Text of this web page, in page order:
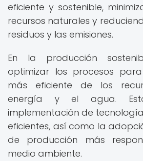
eficiente y sostenible,
recursos naturales y
residuos y las emisiones.
En la producción
optimizar los procesos
más eficiente de los
energía y el agua.
implementación de
eficientes, así como la
de producción más
medio ambiente.